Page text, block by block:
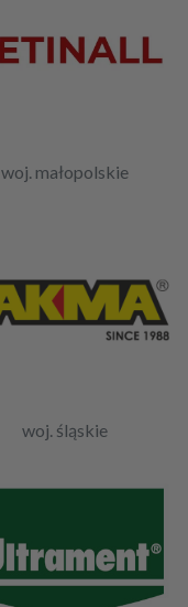
woj. małopolskie
woj. śląskie